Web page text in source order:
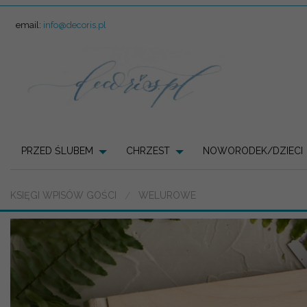
email: info@decoris.pl
PRZED ŚLUBEM CHRZEST NOWORODEK/DZIECI
KSIĘGI WPISÓW GOŚCI WELUROWE